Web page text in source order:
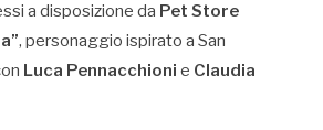
a disposizione da Pet Store
, personaggio ispirato a San
Luca Pennacchioni e Claudia